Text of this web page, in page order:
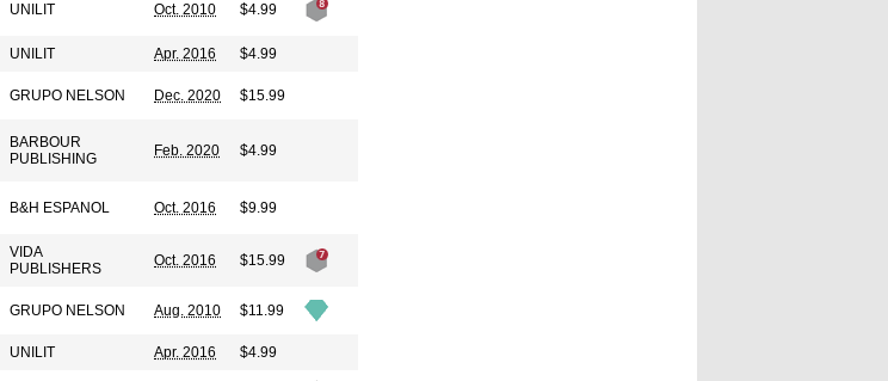
UNILIT Oct. 2010 $4.99
UNILIT Apr. 2016 $4.99
GRUPO NELSON Dec. 2020 $15.99
BARBOUR
PUBLISHING
Feb. 2020 $4.99
B&H ESPANOL Oct. 2016 $9.99
VIDA
PUBLISHERS
Oct. 2016 $15.99
GRUPO NELSON Aug. 2010 $11.99
UNILIT Apr. 2016 $4.99